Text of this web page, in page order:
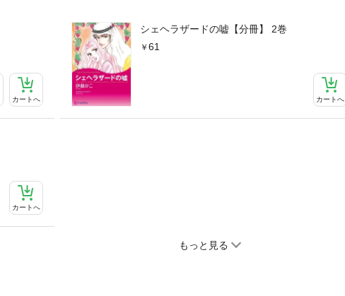
カートへ
シェヘラザードの嘘【分冊】 2巻
61
カートへ
カートへ
もっと見る